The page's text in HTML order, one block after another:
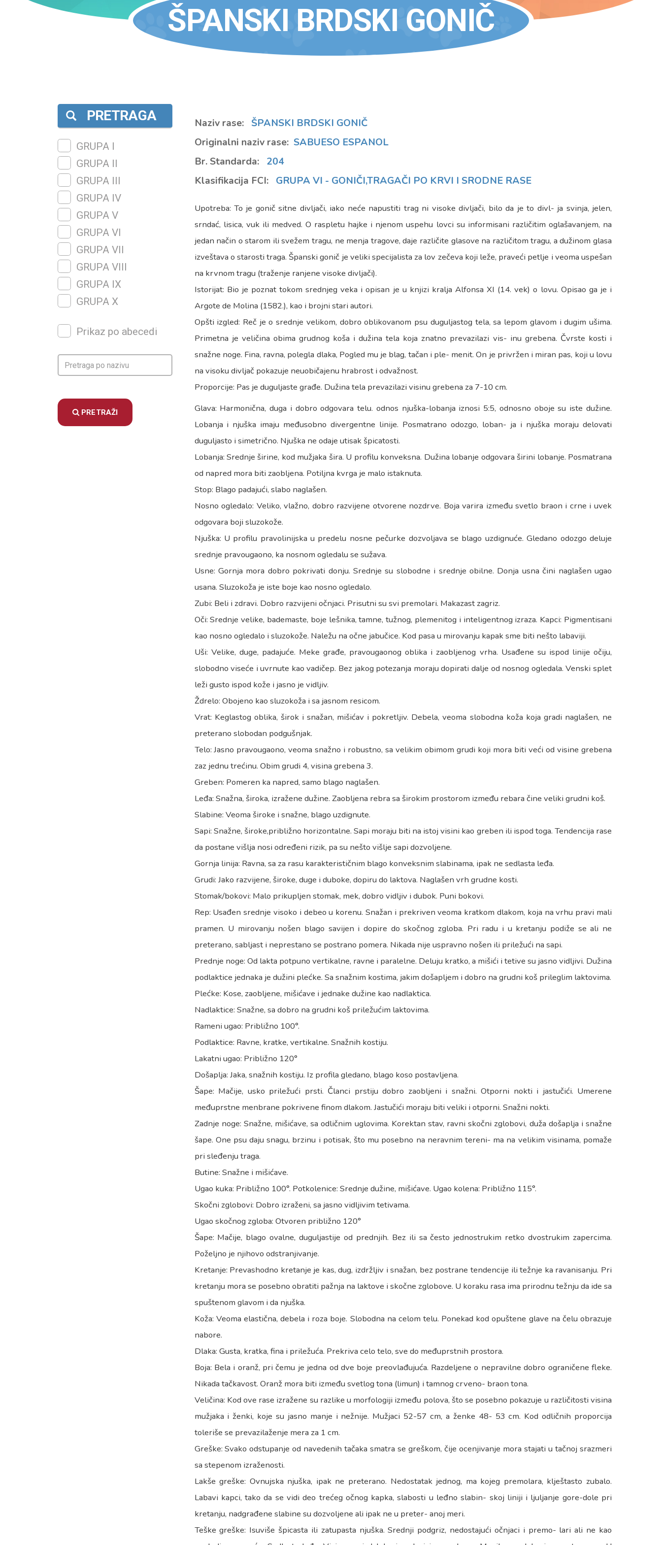
ŠPANSKI BRDSKI GONIČ
Naziv rase:
ŠPANSKI BRDSKI GONIČ
Originalni naziv rase: SABUESO ESPANOL
Br. Standarda: 204
Klasifikacija FCI:
GRUPA VI - GONIČI,TRAGAČI PO KRVI I SRODNE RASE
Upotreba: To je gonič sitne divljači, iako neće napustiti trag ni visoke divljači, bilo da je to divl- ja svinja, jelen,
srndać, lisica, vuk ili medved. O raspletu hajke i njenom uspehu lovci su informisani različitim oglašavanjem, na
jedan način o starom ili svežem tragu, ne menja tragove, daje različite glasove na različitom tragu, a dužinom glasa
izveštava o starosti traga. Španski gonič je veliki specijalista za lov zečeva koji leže, praveći petlje i veoma uspešan
na krvnom tragu (traženje ranjene visoke divljači).
Istorijat: Bio je poznat tokom srednjeg veka i opisan je u knjizi kralja Alfonsa XI (14. vek) o lovu. Opisao ga je i
Argote de Molina (1582.), kao i brojni stari autori.
Opšti izgled: Reč je o srednje velikom, dobro oblikovanom psu duguljastog tela, sa lepom glavom i dugim ušima.
Primetna je veličina obima grudnog koša i dužina tela koja znatno prevazilazi vis- inu grebena. Čvrste kosti i
snažne noge. Fina, ravna, polegla dlaka, Pogled mu je blag, tačan i ple- menit. On je privržen i miran pas, koji u lovu
na visoku divljač pokazuje neuobičajenu hrabrost i odvažnost.
Proporcije: Pas je duguljaste građe. Dužina tela prevazilazi visinu grebena za 7-10 cm.
Glava: Harmonična, duga i dobro odgovara telu. odnos njuška-lobanja iznosi 5:5, odnosno oboje su iste dužine.
Lobanja i njuška imaju međusobno divergentne linije. Posmatrano odozgo, loban- ja i njuška moraju delovati
duguljasto i simetrično. Njuška ne odaje utisak špicatosti.
Lobanja: Srednje širine, kod mužjaka šira. U profilu konveksna. Dužina lobanje odgovara širini lobanje. Posmatrana
od napred mora biti zaobljena. Potiljna kvrga je malo istaknuta.
Stop: Blago padajući, slabo naglašen.
Nosno ogledalo: Veliko, vlažno, dobro razvijene otvorene nozdrve. Boja varira između svetlo braon i crne i uvek
odgovara boji sluzokože.
Njuška: U profilu pravolinijska u predelu nosne pečurke dozvoljava se blago uzdignuće. Gledano odozgo deluje
srednje pravougaono, ka nosnom ogledalu se sužava.
Usne: Gornja mora dobro pokrivati donju. Srednje su slobodne i srednje obilne. Donja usna čini naglašen ugao
usana. Sluzokoža je iste boje kao nosno ogledalo.
Zubi: Beli i zdravi. Dobro razvijeni očnjaci. Prisutni su svi premolari. Makazast zagriz.
Oči: Srednje velike, bademaste, boje lešnika, tamne, tužnog, plemenitog i inteligentnog izraza. Kapci: Pigmentisani
kao nosno ogledalo i sluzokože. Naležu na očne jabučice. Kod pasa u mirovanju kapak sme biti nešto labaviji.
Uši: Velike, duge, padajuće. Meke građe, pravougaonog oblika i zaobljenog vrha. Usađene su ispod linije očiju,
slobodno viseće i uvrnute kao vadičep. Bez jakog potezanja moraju dopirati dalje od nosnog ogledala. Venski splet
leži gusto ispod kože i jasno je vidljiv.
Ždrelo: Obojeno kao sluzokoža i sa jasnom resicom.
Vrat: Keglastog oblika, širok i snažan, mišićav i pokretljiv. Debela, veoma slobodna koža koja gradi naglašen, ne
preterano slobodan podgušnjak.
Telo: Jasno pravougaono, veoma snažno i robustno, sa velikim obimom grudi koji mora biti veći od visine grebena
zaz jednu trećinu. Obim grudi 4, visina grebena 3.
Greben: Pomeren ka napred, samo blago naglašen.
Leđa: Snažna, široka, izražene dužine. Zaobljena rebra sa širokim prostorom između rebara čine veliki grudni koš.
Slabine: Veoma široke i snažne, blago uzdignute.
Sapi: Snažne, široke,približno horizontalne. Sapi moraju biti na istoj visini kao greben ili ispod toga. Tendencija rase
da postane višlja nosi određeni rizik, pa su nešto višlje sapi dozvoljene.
Gornja linija: Ravna, sa za rasu karakterističnim blago konveksnim slabinama, ipak ne sedlasta leđa.
Grudi: Jako razvijene, široke, duge i duboke, dopiru do laktova. Naglašen vrh grudne kosti.
Stomak/bokovi: Malo prikupljen stomak, mek, dobro vidljiv i dubok. Puni bokovi.
Rep: Usađen srednje visoko i debeo u korenu. Snažan i prekriven veoma kratkom dlakom, koja na vrhu pravi mali
pramen. U mirovanju nošen blago savijen i dopire do skočnog zgloba. Pri radu i u kretanju podiže se ali ne
preterano, sabljast i neprestano se postrano pomera. Nikada nije uspravno nošen ili priležući na sapi.
Prednje noge: Od lakta potpuno vertikalne, ravne i paralelne. Deluju kratko, a mišići i tetive su jasno vidljivi. Dužina
podlaktice jednaka je dužini plećke. Sa snažnim kostima, jakim došapljem i dobro na grudni koš prileglim laktovima.
Plećke: Kose, zaobljene, mišićave i jednake dužine kao nadlaktica.
Nadlaktice: Snažne, sa dobro na grudni koš priležućim laktovima.
Rameni ugao: Približno 100°.
Podlaktice: Ravne, kratke, vertikalne. Snažnih kostiju.
Lakatni ugao: Približno 120°
Došaplja: Jaka, snažnih kostiju. Iz profila gledano, blago koso postavljena.
Šape: Mačije, usko priležući prsti. Članci prstiju dobro zaobljeni i snažni. Otporni nokti i jastučići. Umerene
međuprstne menbrane pokrivene finom dlakom. Jastučići moraju biti veliki i otporni. Snažni nokti.
Zadnje noge: Snažne, mišićave, sa odličnim uglovima. Korektan stav, ravni skočni zglobovi, duža došaplja i snažne
šape. One psu daju snagu, brzinu i potisak, što mu posebno na neravnim tereni- ma na velikim visinama, pomaže
pri sleđenju traga.
Butine: Snažne i mišićave.
Ugao kuka: Približno 100°. Potkolenice: Srednje dužine, mišićave. Ugao kolena: Približno 115°.
Skočni zglobovi: Dobro izraženi, sa jasno vidljivim tetivama.
Ugao skočnog zgloba: Otvoren približno 120°
Šape: Mačije, blago ovalne, duguljastije od prednjih. Bez ili sa često jednostrukim retko dvostrukim zapercima.
Poželjno je njihovo odstranjivanje.
Kretanje: Prevashodno kretanje je kas, dug, izdržljiv i snažan, bez postrane tendencije ili težnje ka ravanisanju. Pri
kretanju mora se posebno obratiti pažnja na laktove i skočne zglobove. U koraku rasa ima prirodnu težnju da ide sa
spuštenom glavom i da njuška.
Koža: Veoma elastična, debela i roza boje. Slobodna na celom telu. Ponekad kod opuštene glave na čelu obrazuje
nabore.
Dlaka: Gusta, kratka, fina i priležuća. Prekriva celo telo, sve do međuprstnih prostora.
Boja: Bela i oranž, pri čemu je jedna od dve boje preovlađujuća. Razdeljene o nepravilne dobro ograničene fleke.
Nikada tačkavost. Oranž mora biti između svetlog tona (limun) i tamnog crveno- braon tona.
Veličina: Kod ove rase izražene su razlike u morfologiji između polova, što se posebno pokazuje u različitosti visina
mužjaka i ženki, koje su jasno manje i nežnije. Mužjaci 52-57 cm, a ženke 48- 53 cm. Kod odličnih proporcija
toleriše se prevazilaženje mera za 1 cm.
Greške: Svako odstupanje od navedenih tačaka smatra se greškom, čije ocenjivanje mora stajati u tačnoj srazmeri
sa stepenom izraženosti.
Lakše greške: Ovnujska njuška, ipak ne preterano. Nedostatak jednog, ma kojeg premolara, klještasto zubalo.
Labavi kapci, tako da se vidi deo trećeg očnog kapka, slabosti u leđno slabin- skoj liniji i ljuljanje gore-dole pri
kretanju, nadgrađene slabine su dozvoljene ali ipak ne u preter- anoj meri.
Teške greške: Isuviše špicasta ili zatupasta njuška. Srednji podgriz, nedostajući očnjaci i premo- lari ali ne kao
PRETRAGA
GRUPA I
GRUPA II
GRUPA III
GRUPA IV
GRUPA V
GRUPA VI
GRUPA VII
GRUPA VIII
GRUPA IX
GRUPA X
Prikaz po abecedi
PRETRAŽI